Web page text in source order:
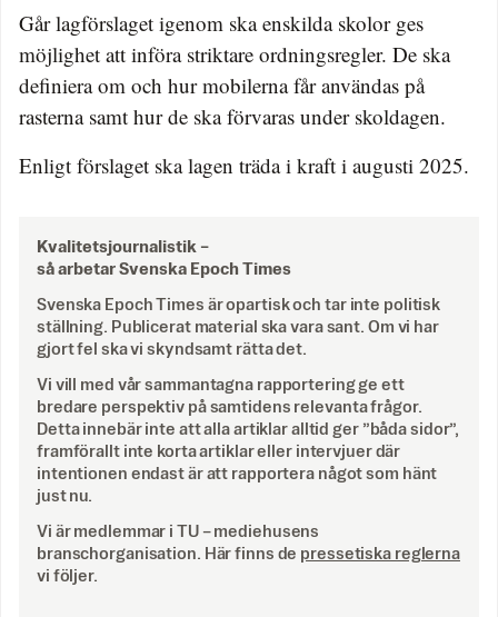
Går lagförslaget igenom ska enskilda skolor ges
möjlighet att införa striktare ordningsregler. De ska
definiera om och hur mobilerna får användas på
rasterna samt hur de ska förvaras under skoldagen.
Enligt förslaget ska lagen träda i kraft i augusti 2025.
Kvalitetsjournalistik –
så arbetar Svenska Epoch Times
Svenska Epoch Times är opartisk och tar inte politisk
ställning. Publicerat material ska vara sant. Om vi har
gjort fel ska vi skyndsamt rätta det.
Vi vill med vår sammantagna rapportering ge ett
bredare perspektiv på samtidens relevanta frågor.
Detta innebär inte att alla artiklar alltid ger ”båda sidor”,
framförallt inte korta artiklar eller intervjuer där
intentionen endast är att rapportera något som hänt
just nu.
Vi är medlemmar i TU – mediehusens
branschorganisation. Här finns de pressetiska reglerna
vi följer.